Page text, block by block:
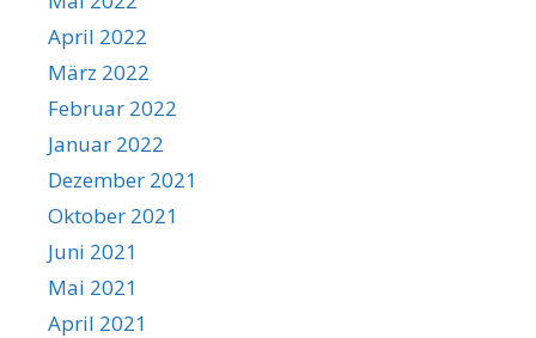
April 2022
März 2022
Februar 2022
Januar 2022
Dezember 2021
Oktober 2021
Juni 2021
Mai 2021
April 2021